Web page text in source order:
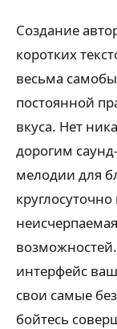
Создание
коротких
весьма
постоянной
вкуса. Нет
дорогим
мелодии для
интерфейс
свои самые
бойтесь